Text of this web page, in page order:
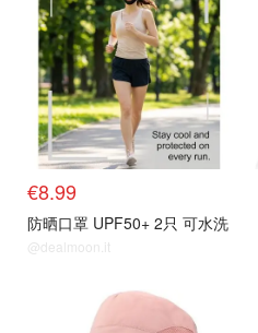
€8.99
防晒口罩 UPF50+ 2只 可水洗
@dealmoon.it